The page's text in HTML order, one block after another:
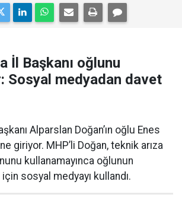
İl Başkanı oğlunu
Sosyal medyadan davet
Alparslan Doğan’ın oğlu Enes
giriyor. MHP’li Doğan, teknik arıza
kullanamayınca oğlunun
sosyal medyayı kullandı.